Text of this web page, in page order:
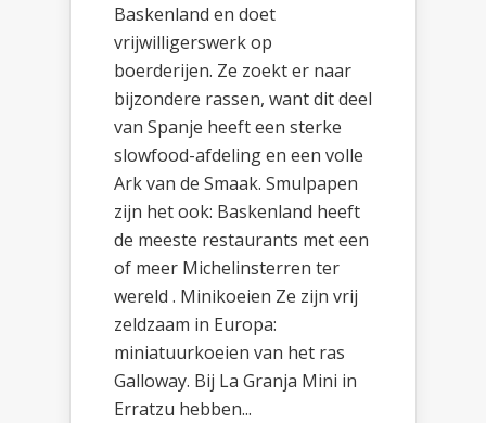
Baskenland en doet
vrijwilligerswerk op
boerderijen. Ze zoekt er naar
bijzondere rassen, want dit deel
van Spanje heeft een sterke
slowfood-afdeling en een volle
Ark van de Smaak. Smulpapen
zijn het ook: Baskenland heeft
de meeste restaurants met een
of meer Michelinsterren ter
wereld . Minikoeien Ze zijn vrij
zeldzaam in Europa:
miniatuurkoeien van het ras
Galloway. Bij La Granja Mini in
Erratzu hebben...